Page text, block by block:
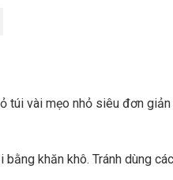
túi vài mẹo nhỏ siêu đơn giản
khăn khô. Tránh dùng các